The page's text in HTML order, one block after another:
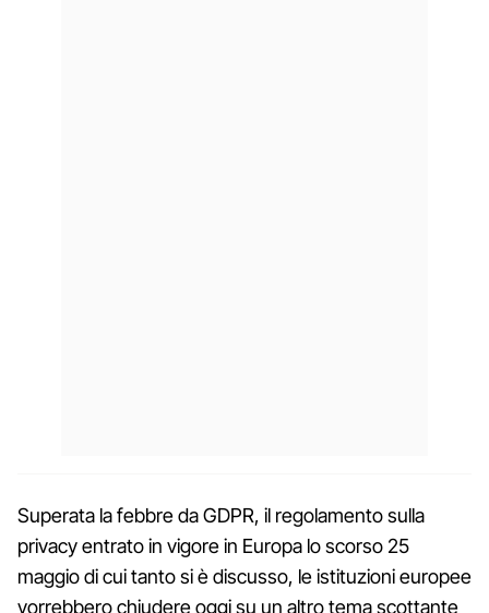
Superata la febbre da GDPR, il regolamento sulla
privacy entrato in vigore in Europa lo scorso 25
maggio di cui tanto si è discusso, le istituzioni europee
vorrebbero chiudere oggi su un altro tema scottante